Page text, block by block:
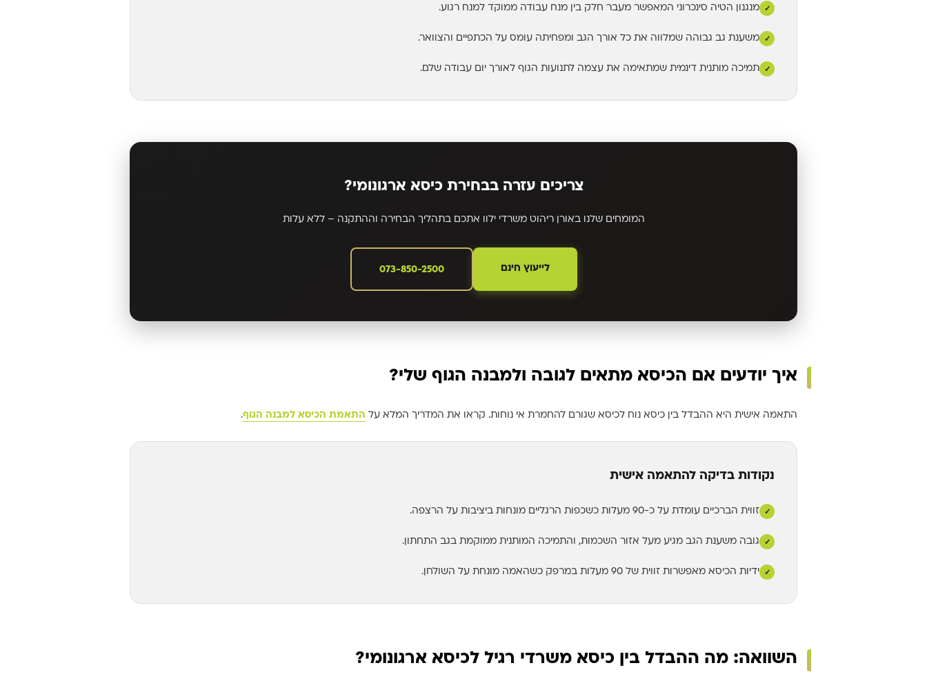
✓ מנגנון הטיה סינכרוני המאפשר מעבר חלק בין מנח עבודה ממוקד למנח רגוע.
✓ משענת גב גבוהה שמלווה את כל אורך הגב ומפחיתה עומס על הכתפיים והצוואר.
✓ תמיכה מותנית דינמית שמתאימה את עצמה לתנועות הגוף לאורך יום עבודה שלם.
צריכים עזרה בבחירת כיסא ארגונומי?
המומחים שלנו באורן ריהוט משרדי ילוו אתכם בתהליך הבחירה וההתקנה – ללא עלות
לייעוץ חינם 073-850-2500
איך יודעים אם הכיסא מתאים לגובה ולמבנה הגוף שלי?
התאמה אישית היא ההבדל בין כיסא נוח לכיסא שגורם להחמרת אי נוחות. קראו את המדריך המלא על התאמת הכיסא למבנה הגוף.
נקודות בדיקה להתאמה אישית
✓ זווית הברכיים עומדת על כ-90 מעלות כשכפות הרגליים מונחות ביציבות על הרצפה.
✓ גובה משענת הגב מגיע מעל אזור השכמות, והתמיכה המותנית ממוקמת בגב התחתון.
✓ ידיות הכיסא מאפשרות זווית של 90 מעלות במרפק כשהאמה מונחת על השולחן.
השוואה: מה ההבדל בין כיסא משרדי רגיל לכיסא ארגונומי?